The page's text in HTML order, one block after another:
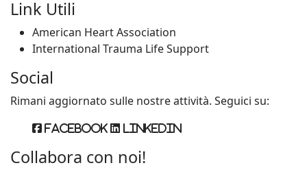
Link Utili
American Heart Association
International Trauma Life Support
Social
Rimani aggiornato sulle nostre attività. Seguici su:
Facebook Linkedin
Collabora con noi!